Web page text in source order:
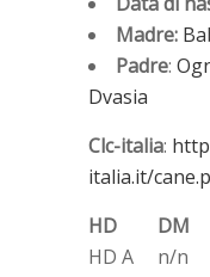
Madre:
Padre:
Dvasia
Clc-italia:
italia.it/
HD
HD A
DM
n/n